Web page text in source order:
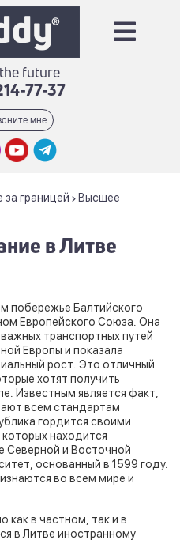
future
77-37
мне
границей
Высшее
в Литве
побережье Балтийского
Европейского Союза. Она
транспортных путей
Европы и показала
рост. Это отличный
хотят получить
Известным является факт,
всем стандартам
гордится своими
находится
Северной и Восточной
основанный в 1599 году.
во всем мире и
как в частном, так и в
в Литве иностранному